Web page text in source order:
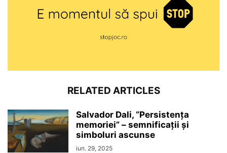
RELATED ARTICLES
Salvador Dali, “Persistenţa
memoriei” – semnificaţii şi
simboluri ascunse
iun. 29, 2025